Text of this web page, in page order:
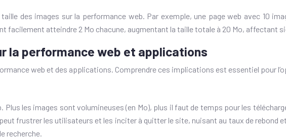
des images sur la performance web. Par exemple, une page web avec 10
facilement atteindre 2 Mo chacune, augmentant la taille totale à 20 Mo,
la performance web et applications
web et des applications. Comprendre ces implications est essentiel pour
Plus les images sont volumineuses (en Mo), plus il faut de temps pour les
frustrer les utilisateurs et les inciter à quitter le site, nuisant au taux de rebond
recherche.